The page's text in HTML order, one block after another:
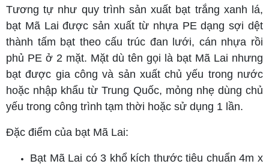
Tương tự như quy trình sản xuất bạt trắng xanh lá,
bạt Mã Lai được sản xuất từ nhựa PE dạng sợi dệt
thành tấm bạt theo cấu trúc đan lưới, cán nhựa rồi
phủ PE ở 2 mặt. Mặt dù tên gọi là bạt Mã Lai nhưng
bạt được gia công và sản xuất chủ yếu trong nước
hoặc nhập khẩu từ Trung Quốc, mỏng nhẹ dùng chủ
yếu trong công trình tạm thời hoặc sử dụng 1 lần.
Đặc điểm của bạt Mã Lai:
Bạt Mã Lai có 3 khổ kích thước tiêu chuẩn 4m x